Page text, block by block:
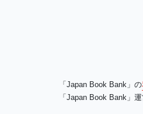
「Japan Book Bank」の
「Japan Book Bank」